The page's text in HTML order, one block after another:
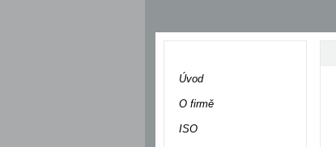
Úvod
O firmě
ISO